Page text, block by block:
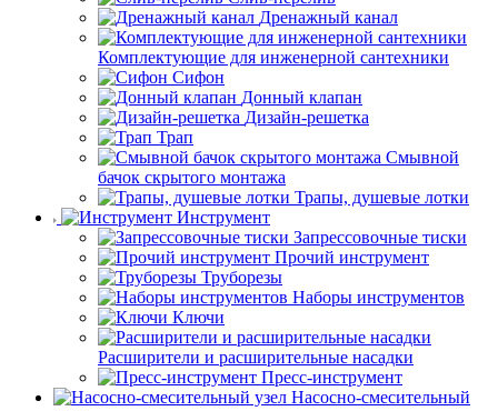
Дренажный канал
Комплектующие для инженерной сантехники
Сифон
Донный клапан
Дизайн-решетка
Трап
Смывной
бачок скрытого монтажа
Трапы, душевые лотки
Инструмент
Запрессовочные тиски
Прочий инструмент
Труборезы
Наборы инструментов
Ключи
Расширители и расширительные насадки
Пресс-инструмент
Насосно-смесительный